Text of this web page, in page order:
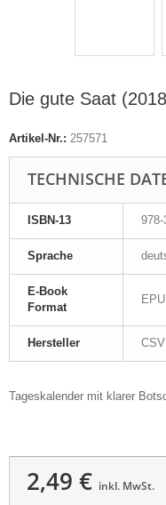
Die gute Saat
Artikel-Nr.: 257571
TECHNISCHE
ISBN-13 978-
Sprache
E-Book
Format
Hersteller CSV
Tageskalender mit klarer
2,49 € inkl. MwSt.